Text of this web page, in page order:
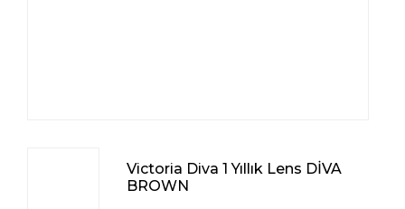
Victoria Diva 1 Yıllık Lens DİVA
BROWN